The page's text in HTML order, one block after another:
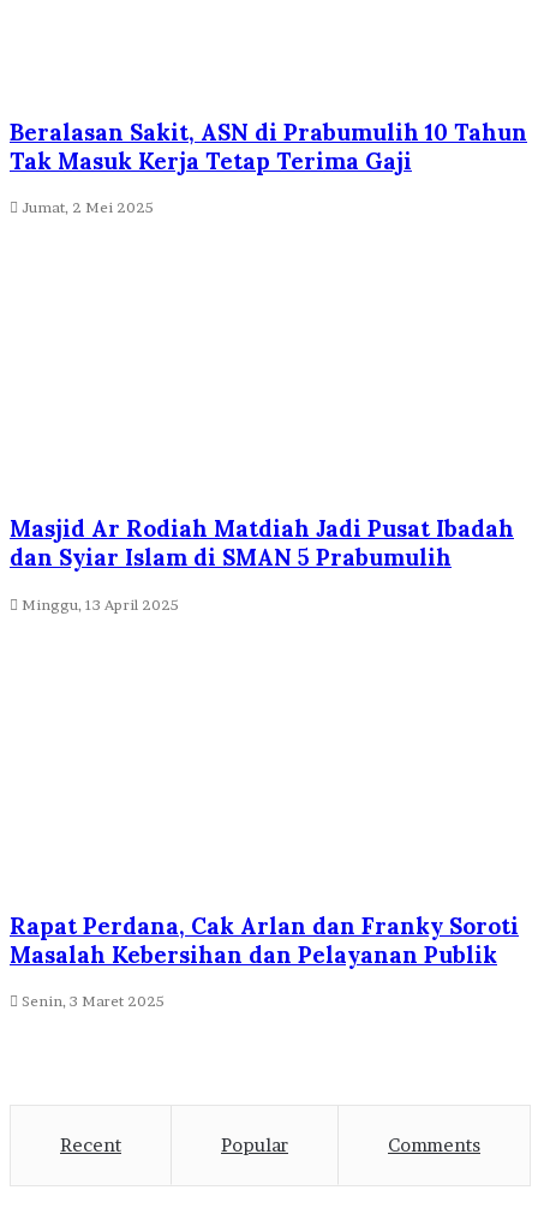
Beralasan Sakit, ASN di Prabumulih 10 Tahun
Tak Masuk Kerja Tetap Terima Gaji
Jumat, 2 Mei 2025
Masjid Ar Rodiah Matdiah Jadi Pusat Ibadah
dan Syiar Islam di SMAN 5 Prabumulih
Minggu, 13 April 2025
Rapat Perdana, Cak Arlan dan Franky Soroti
Masalah Kebersihan dan Pelayanan Publik
Senin, 3 Maret 2025
Recent Popular Comments